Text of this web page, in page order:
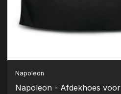
Napoleon
Napoleon - Afdekhoes voor